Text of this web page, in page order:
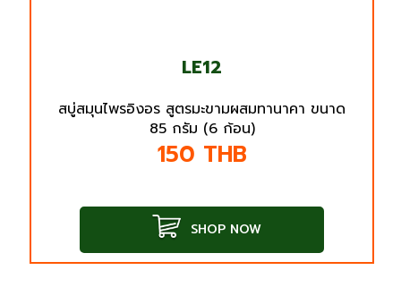
LE12
สบู่สมุนไพรอิงอร สูตรมะขามผสมทานาคา ขนาด
85 กรัม (6 ก้อน)
150 THB
SHOP NOW